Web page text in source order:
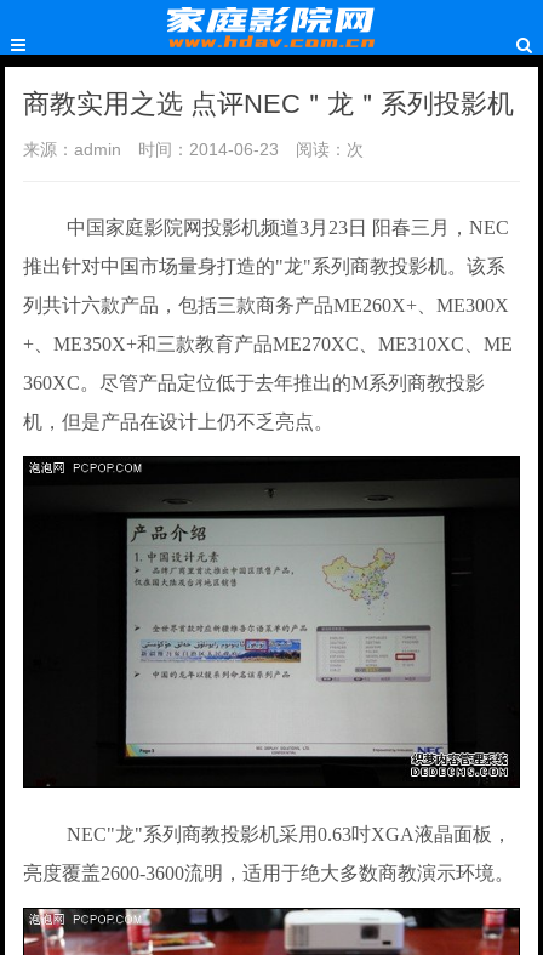
商教实用之选 点评NEC＂龙＂系列投影机
来源：admin 时间：2014-06-23 阅读： 次
中国家庭影院网投影机频道3月23日 阳春三月，NEC
推出针对中国市场量身打造的"龙"系列商教投影机。该系
列共计六款产品，包括三款商务产品ME260X+、ME300X
+、ME350X+和三款教育产品ME270XC、ME310XC、ME
360XC。尽管产品定位低于去年推出的M系列商教投影
机，但是产品在设计上仍不乏亮点。
NEC"龙"系列商教投影机采用0.63吋XGA液晶面板，
亮度覆盖2600-3600流明，适用于绝大多数商教演示环境。